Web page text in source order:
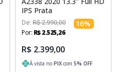
IPS Prata
De: R$ 2.990,00 16%
Por: R$2.525,26
R$ 2.399,00
À vista no PIX com 5% OFF